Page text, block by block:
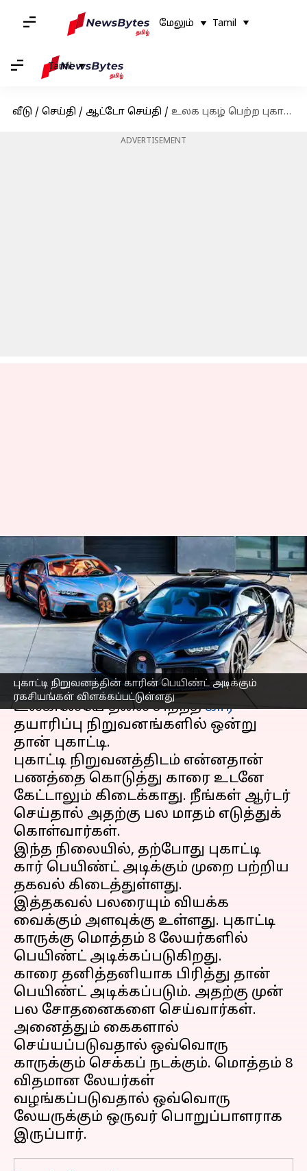
மேலும் Tamil
Tamil
வீடு / செய்தி / ஆட்டோ செய்தி / உலக புகழ் பெற்ற புகாட்டி காரின் பெயிண்ட் அடிக்கும் ரகசியம் என்ன தெரியுமா?
ADVERTISEMENT
புகாட்டி நிறுவனத்தின் காரின் பெயிண்ட் அடிக்கும்
ரகசியங்கள் விளக்கப்பட்டுள்ளது
உலக புகழ் பெற்ற புகாட்டி
காரின் பெயிண்ட்
அடிக்கும் ரகசியம் என்ன
தெரியுமா?
எழுதியவர் Siranjeevi Mar 20, 2023 11:36 am
செய்தி முன்னோட்டம்
உலகிலேயே தலை சிறந்தகார்
தயாரிப்பு நிறுவனங்களில் ஒன்று
தான் புகாட்டி.
புகாட்டி நிறுவனத்திடம் என்னதான்
பணத்தை கொடுத்து காரை உடனே
கேட்டாலும் கிடைக்காது. நீங்கள் ஆர்டர்
செய்தால் அதற்கு பல மாதம் எடுத்துக்
கொள்வார்கள்.
இந்த நிலையில், தற்போது புகாட்டி
கார் பெயிண்ட் அடிக்கும் முறை பற்றிய
தகவல் கிடைத்துள்ளது.
இத்தகவல் பலரையும் வியக்க
வைக்கும் அளவுக்கு உள்ளது. புகாட்டி
காருக்கு மொத்தம் 8 லேயர்களில்
பெயிண்ட் அடிக்கப்படுகிறது.
காரை தனித்தனியாக பிரித்து தான்
பெயிண்ட் அடிக்கப்படும். அதற்கு முன்
பல சோதனைகளை செய்வார்கள்.
அனைத்தும் கைகளால்
செய்யப்படுவதால் ஒவ்வொரு
காருக்கும் செக்கப் நடக்கும். மொத்தம் 8
விதமான லேயர்கள்
வழங்கப்படுவதால் ஒவ்வொரு
லேயருக்கும் ஒருவர் பொறுப்பாளராக